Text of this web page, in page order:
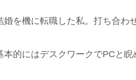
婚を機に転職した私。打ち合わ
本的にはデスクワークでPCと睨